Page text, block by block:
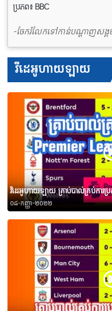
ប្រភព៖ BBC
-ចែករំលែកទៅកាន់បណ្តាញសង្គ
វីដេអូហាយឡាយ
វីដេអូហាយឡាយ គ្រាប់បាល់គ្រប់ការប្
០៨-កញ្ញា-២០២២